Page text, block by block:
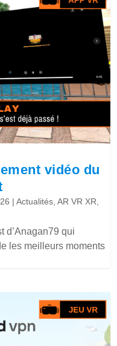
vidéo du
|Actualités,AR VR XR,
d’Anagan79 qui
les meilleurs moments